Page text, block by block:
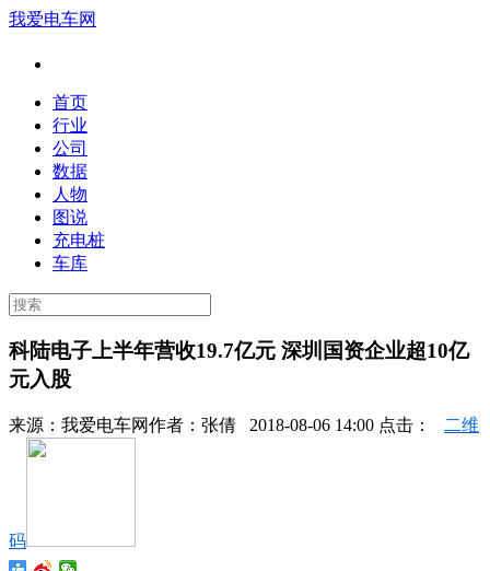
我爱电车网
首页
行业
公司
数据
人物
图说
充电桩
车库
科陆电子上半年营收19.7亿元 深圳国资企业超10亿
元入股
来源： 我爱电车网作者： 张倩 2018-08-06 14:00 点击： 二维
码